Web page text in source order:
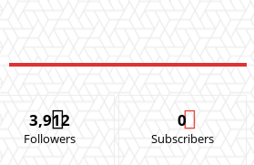
3,912
Followers
0
Subscribers